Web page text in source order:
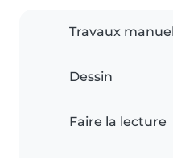
Travaux
Dessin
Faire la lecture